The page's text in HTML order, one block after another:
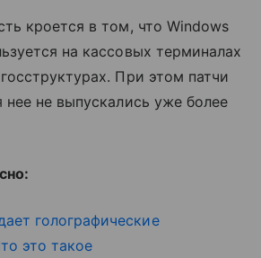
кроется в том, что Windows
на кассовых терминалах
При этом патчи
нее не выпускались уже более
голографические
это такое